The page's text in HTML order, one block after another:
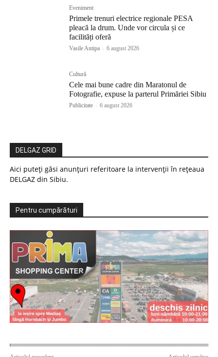
Eveniment
Primele trenuri electrice regionale PESA
pleacă la drum. Unde vor circula și ce
facilități oferă
Vasile Antipa - 6 august 2026
Cultură
Cele mai bune cadre din Maratonul de
Fotografie, expuse la parterul Primăriei Sibiu
Publicitate - 6 august 2026
DELGAZ GRID
Aici puteți găsi anunțuri referitoare la intervenții în rețeaua
DELGAZ din Sibiu.
Pentru cumpărături